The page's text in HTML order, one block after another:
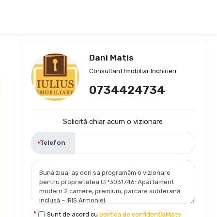
Dani Matis
Consultant Imobiliar Inchirieri
0734424734
Solicită chiar acum o vizionare
Telefon
Sunt de acord cu politica de confidențialitate